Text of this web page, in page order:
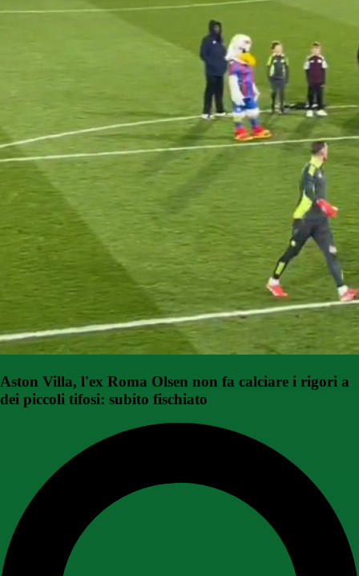
Aston Villa, l'ex Roma Olsen non fa calciare i rigori a
dei piccoli tifosi: subito fischiato